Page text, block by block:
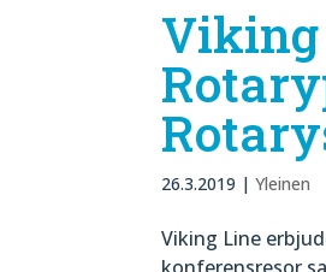
Viking
26.3.2019 |Yleinen
Viking Line